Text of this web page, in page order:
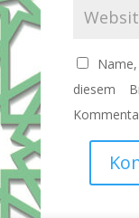
diesem